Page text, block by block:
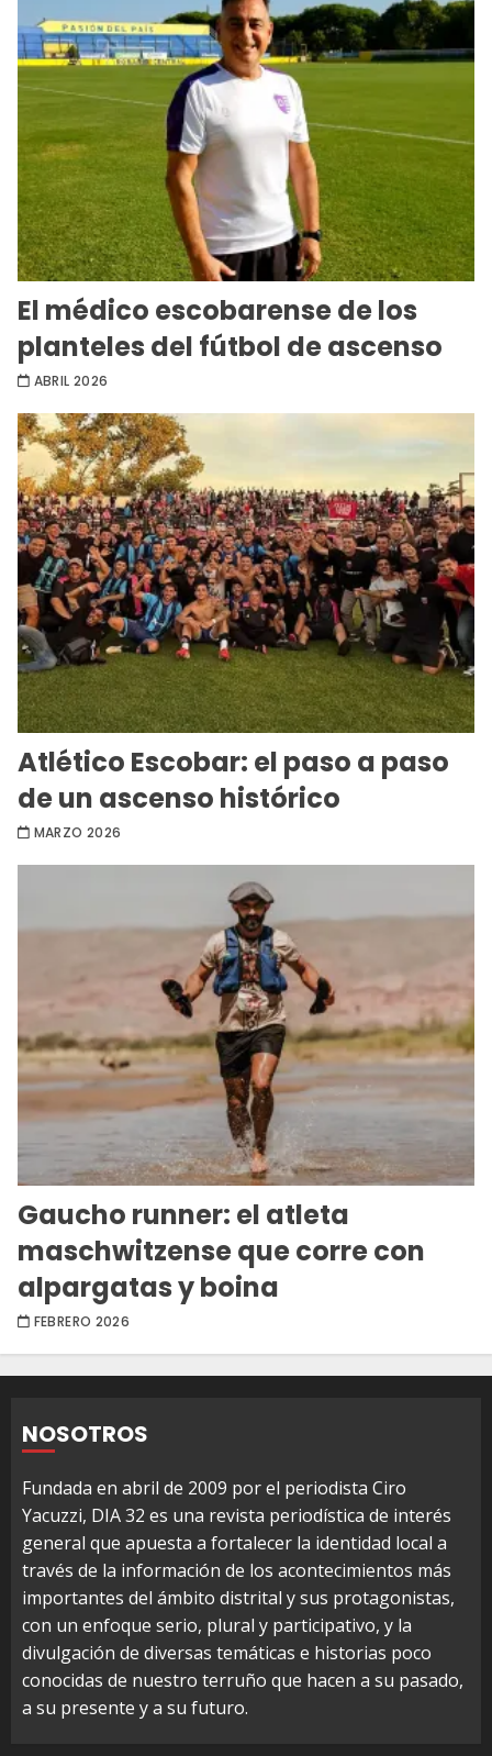
El médico escobarense de los
planteles del fútbol de ascenso
ABRIL 2026
Atlético Escobar: el paso a paso
de un ascenso histórico
MARZO 2026
Gaucho runner: el atleta
maschwitzense que corre con
alpargatas y boina
FEBRERO 2026
NOSOTROS
Fundada en abril de 2009 por el periodista Ciro
Yacuzzi, DIA 32 es una revista periodística de interés
general que apuesta a fortalecer la identidad local a
través de la información de los acontecimientos más
importantes del ámbito distrital y sus protagonistas,
con un enfoque serio, plural y participativo, y la
divulgación de diversas temáticas e historias poco
conocidas de nuestro terruño que hacen a su pasado,
a su presente y a su futuro.